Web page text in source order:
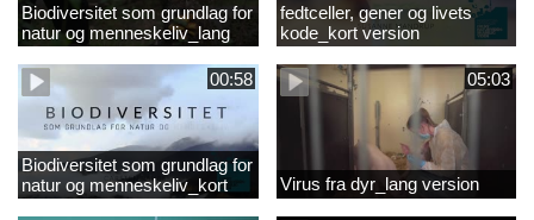
Biodiversitet som grundlag for
natur og menneskeliv_lang
version
fedtceller, gener og livets
kode_kort version
00:58
Biodiversitet som grundlag for
natur og menneskeliv_kort
version
05:03
Virus fra dyr_lang version